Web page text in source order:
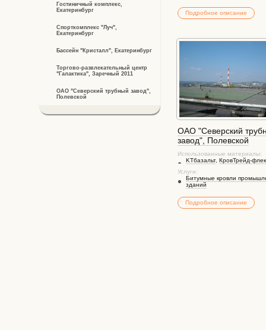
Гостиничный комплекс,
Екатеринбург
Спорткомплекс "Луч",
Екатеринбург
Бассейн "Кристалл", Екатеринбург
Торгово-развлекательный центр
"Галактика", Заречный 2011
ОАО "Северский трубный завод",
Полевской
Подробное описание
ОАО "Северский
завод", Полевской
Использованные материалы:
KTбазальт,КровТрейд-
Услуги:
Битумные кровли
зданий
Подробное описание